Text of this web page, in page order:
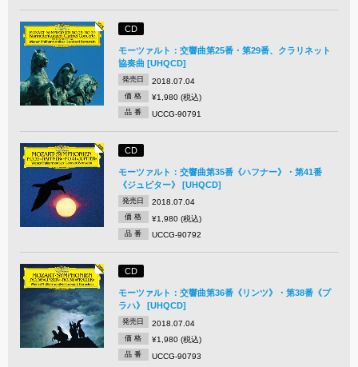
CD
モーツァルト：交響曲第25番・第29番、クラリネット
協奏曲 [UHQCD]
発売日 2018.07.04
価 格 ¥1,980 (税込)
品 番 UCCG-90791
CD
モーツァルト：交響曲第35番《ハフナー》・第41番
《ジュピター》 [UHQCD]
発売日 2018.07.04
価 格 ¥1,980 (税込)
品 番 UCCG-90792
CD
モーツァルト：交響曲第36番《リンツ》・第38番《プ
ラハ》 [UHQCD]
発売日 2018.07.04
価 格 ¥1,980 (税込)
品 番 UCCG-90793